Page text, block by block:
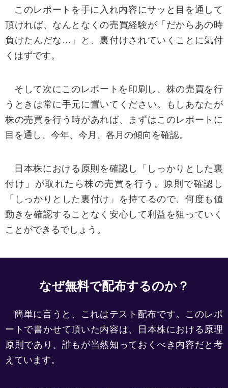
このレポートを手に入れ内容にサッと目を通して
頂ければ、なんとなくの売買経験が「だからあの時
負けたんだな…」と、裏付けされていくことに気付
くはずです。
そして次にこのレポートを印刷し、株の売買を行
うときは常に手元に置いてください。もしあなたが
株の売買を行う時があれば、まずはこのレポートに
目を通し、今年、今月、各月の傾向を確認。
日本株における原則を確認し「しっかりとした裏
付け」が取れたら株の売買を行う。原則で確認し
「しっかりとした裏付け」を持てるので、何度も値
動きを確認することなく安心して利益を狙っていく
ことができるでしょう。
なぜ無料で配布するのか？
簡単に言うと、これはテスト配布です。このレポ
ートで書かせて頂いた内容は、日本株における原理
原則であり、誰もが当然知っておくべき内容だと考
えています。